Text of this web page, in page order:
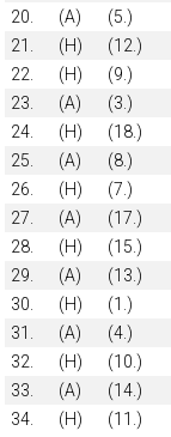
20.
(A) (5.)
21.
(H) (12.)
22.
(H) (9.)
23.
(A) (3.)
24.
(H) (18.)
25.
(A) (8.)
26.
(H) (7.)
27.
(A) (17.)
28.
(H) (15.)
29.
(A) (13.)
30.
(H) (1.)
31.
(A) (4.)
32.
(H) (10.)
33.
(A) (14.)
34.
(H) (11.)